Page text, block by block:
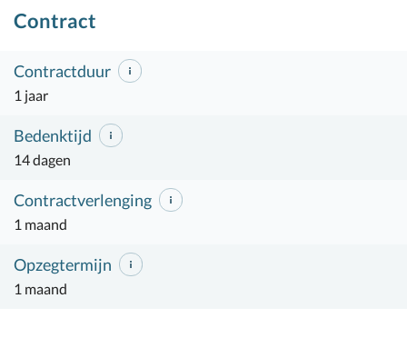
Contract
Contractduur
1 jaar
Bedenktijd
14 dagen
Contractverlenging
1 maand
Opzegtermijn
1 maand